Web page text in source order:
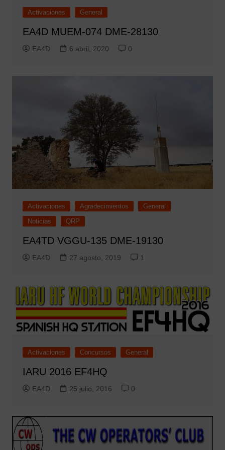
Activaciones General
EA4D MUEM-074 DME-28130
EA4D 6 abril, 2020 0
Activaciones Agradecimientos
General
Noticias
QRP
EA4TD VGGU-135 DME-19130
EA4D 27 agosto, 2019 1
Activaciones Concursos General
IARU 2016 EF4HQ
EA4D 25 julio, 2016 0